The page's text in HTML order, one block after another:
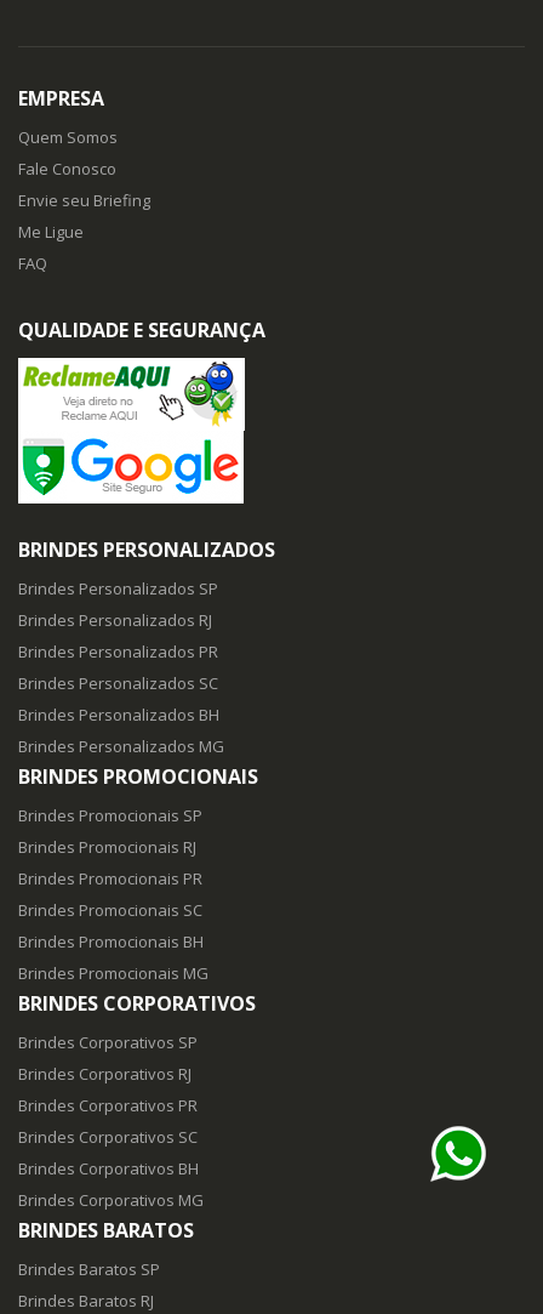
EMPRESA
Quem Somos
Fale Conosco
Envie seu Briefing
Me Ligue
FAQ
QUALIDADE E SEGURANÇA
BRINDES PERSONALIZADOS
Brindes Personalizados SP
Brindes Personalizados RJ
Brindes Personalizados PR
Brindes Personalizados SC
Brindes Personalizados BH
Brindes Personalizados MG
BRINDES PROMOCIONAIS
Brindes Promocionais SP
Brindes Promocionais RJ
Brindes Promocionais PR
Brindes Promocionais SC
Brindes Promocionais BH
Brindes Promocionais MG
BRINDES CORPORATIVOS
Brindes Corporativos SP
Brindes Corporativos RJ
Brindes Corporativos PR
Brindes Corporativos SC
Brindes Corporativos BH
Brindes Corporativos MG
BRINDES BARATOS
Brindes Baratos SP
Brindes Baratos RJ